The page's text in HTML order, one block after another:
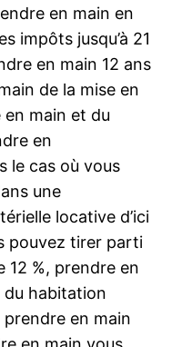
en main en
impôts jusqu’à 21
en main 12 ans
de la mise en
main et du
en
le cas où vous
une
locative d’ici
pouvez tirer parti
12 %, prendre en
du habitation
en main